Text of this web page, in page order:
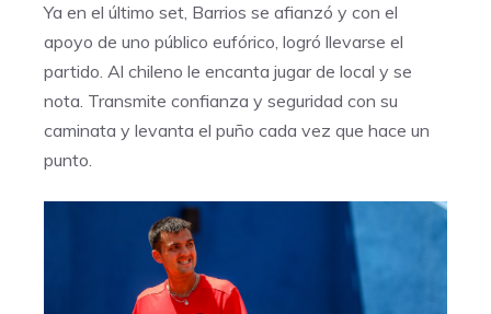
Ya en el último set, Barrios se afianzó y con el
apoyo de uno público eufórico, logró llevarse el
partido. Al chileno le encanta jugar de local y se
nota. Transmite confianza y seguridad con su
caminata y levanta el puño cada vez que hace un
punto.